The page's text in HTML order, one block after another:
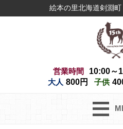
絵本の里北海道剣淵
営業時間 10:00～
大人 800円 子供